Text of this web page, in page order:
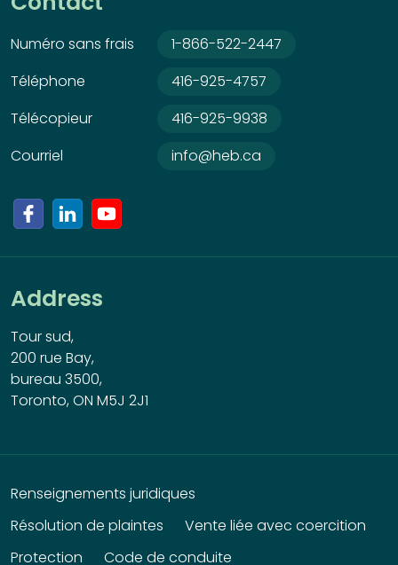
Numéro sans frais
1-866-522-2447
Téléphone
416-925-4757
Télécopieur
416-925-9938
Courriel
info@heb.ca
Address
Tour sud,
200 rue Bay,
bureau 3500,
Toronto, ON M5J 2J1
Renseignements juridiques
Résolution de plaintes
Vente liée avec coercition
Protection
Code de conduite